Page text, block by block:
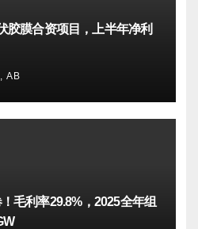
胶膜合资项目，上半年净利
AB
毛利率29.8%，2025全年组